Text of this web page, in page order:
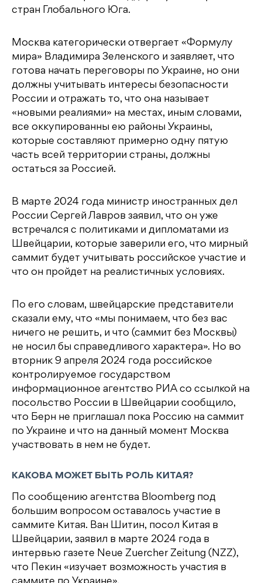
стран Глобального Юга.
Москва категорически отвергает «Формулу
мира» Владимира Зеленского и заявляет, что
готова начать переговоры по Украине, но они
должны учитывать интересы безопасности
России и отражать то, что она называет
«новыми реалиями» на местах, иным словами,
все оккупированны ею районы Украины,
которые составляют примерно одну пятую
часть всей территории страны, должны
остаться за Россией.
В марте 2024 года министр иностранных дел
России Сергей Лавров заявил, что он уже
встречался с политиками и дипломатами из
Швейцарии, которые заверили его, что мирный
саммит будет учитывать российское участие и
что он пройдет на реалистичных условиях.
По его словам, швейцарские представители
сказали ему, что «мы понимаем, что без вас
ничего не решить, и что (саммит без Москвы)
не носил бы справедливого характера». Но во
вторник 9 апреля 2024 года российское
контролируемое государством
информационное агентство РИА со ссылкой на
посольство России в Швейцарии сообщило,
что Берн не приглашал пока Россию на саммит
по Украине и что на данный момент Москва
участвовать в нем не будет.
КАКОВА МОЖЕТ БЫТЬ РОЛЬ КИТАЯ?
По сообщению агентства Bloomberg под
большим вопросом оставалось участие в
саммите Китая. Ван Шитин, посол Китая в
Швейцарии, заявил в марте 2024 года в
интервью газете Neue Zuercher Zeitung (NZZ),
что Пекин «изучает возможность участия в